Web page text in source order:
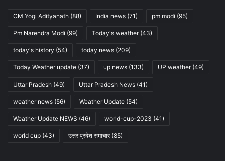
CM Yogi Adityanath (88) India news (71) pm modi (95)
Pm Narendra Modi (99) Today's weather(43)
today's history (54) today news (209)
Today Weather update (37) up news (133) UP weather(49)
Uttar Pradesh (49) Uttar Pradesh News (41)
weather news (56) Weather Update (54)
Weather Update NEWS (46) world-cup-2023 (41)
world cup (43) उत्तर प्रदेश समाचार(85)